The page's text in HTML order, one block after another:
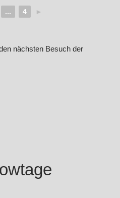
... 4 ►
nächsten Besuch der